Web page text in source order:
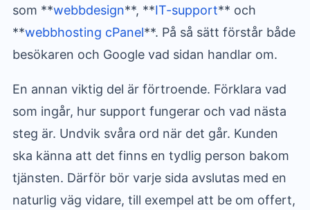
som **webbdesign**, **IT-support** och
**webbhosting cPanel**. På så sätt förstår både
besökaren och Google vad sidan handlar om.
En annan viktig del är förtroende. Förklara vad
som ingår, hur support fungerar och vad nästa
steg är. Undvik svåra ord när det går. Kunden
ska känna att det finns en tydlig person bakom
tjänsten. Därför bör varje sida avslutas med en
naturlig väg vidare, till exempel att be om offert,